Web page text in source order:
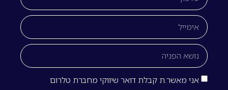
אני מאשר.ת קבלת דואר שיווקי מחברת טלרום